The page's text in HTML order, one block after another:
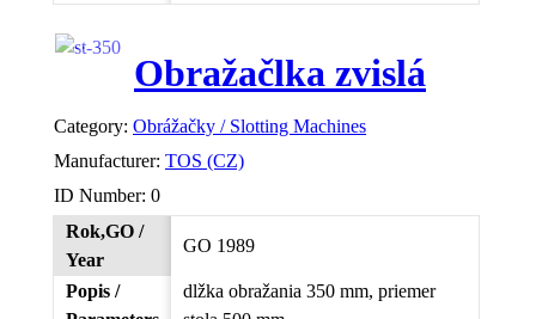
Obražačlka zvislá
Category: Obrážačky / Slotting Machines
Manufacturer: TOS (CZ)
ID Number: 0
Rok,GO /
Year
GO 1989
Popis /
dlžka obražania 350 mm, priemer